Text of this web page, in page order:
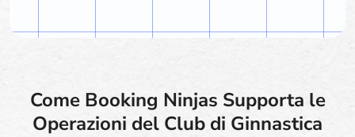
Come Booking Ninjas Supporta le
Operazioni del Club di Ginnastica